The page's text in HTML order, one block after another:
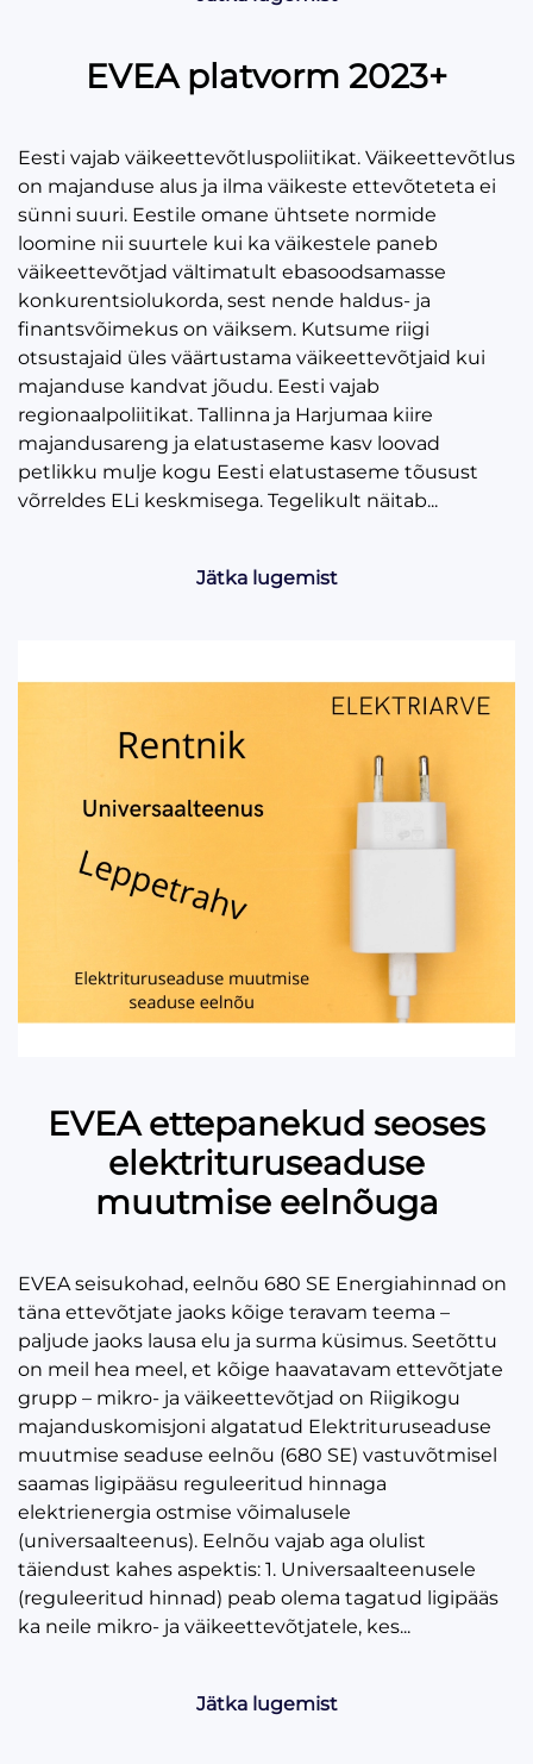
EVEA platvorm 2023+
Eesti vajab väikeettevõtluspoliitikat. Väikeettevõtlus
on majanduse alus ja ilma väikeste ettevõteteta ei
sünni suuri. Eestile omane ühtsete normide
loomine nii suurtele kui ka väikestele paneb
väikeettevõtjad vältimatult ebasoodsamasse
konkurentsi­olukorda, sest nende haldus- ja
finantsvõimekus on väiksem. Kutsume riigi
otsustajaid üles väärtustama väikeettevõtjaid kui
majanduse kandvat jõudu. Eesti vajab
regionaalpoliitikat. Tallinna ja Harjumaa kiire
majandusareng ja elatustaseme kasv loovad
petlikku mulje kogu Eesti elatustaseme tõusust
võrreldes ELi keskmisega. Tegelikult näitab...
Jätka lugemist
EVEA ettepanekud seoses
elektrituruseaduse
muutmise eelnõuga
EVEA seisukohad, eelnõu 680 SE Energiahinnad on
täna ettevõtjate jaoks kõige teravam teema –
paljude jaoks lausa elu ja surma küsimus. Seetõttu
on meil hea meel, et kõige haavatavam ettevõtjate
grupp – mikro- ja väikeettevõtjad on Riigikogu
majanduskomisjoni algatatud Elektrituruseaduse
muutmise seaduse eelnõu (680 SE) vastuvõtmisel
saamas ligipääsu reguleeritud hinnaga
elektrienergia ostmise võimalusele
(universaalteenus). Eelnõu vajab aga olulist
täiendust kahes aspektis: 1. Universaalteenusele
(reguleeritud hinnad) peab olema tagatud ligipääs
ka neile mikro- ja väikeettevõtjatele, kes...
Jätka lugemist